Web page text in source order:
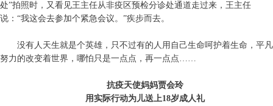
处”拍照时，又看见王主任从非疫区预检分诊处通道走过来，王主任
说：“我这会去参加个紧急会议。”疾步而去。
没有人天生就是个英雄，只不过有的人用自己生命呵护着生命，平凡
努力的改变着世界，哪怕只是一点点，再一点点……
抗疫天使妈妈贾会玲
用实际行动为儿送上18岁成人礼